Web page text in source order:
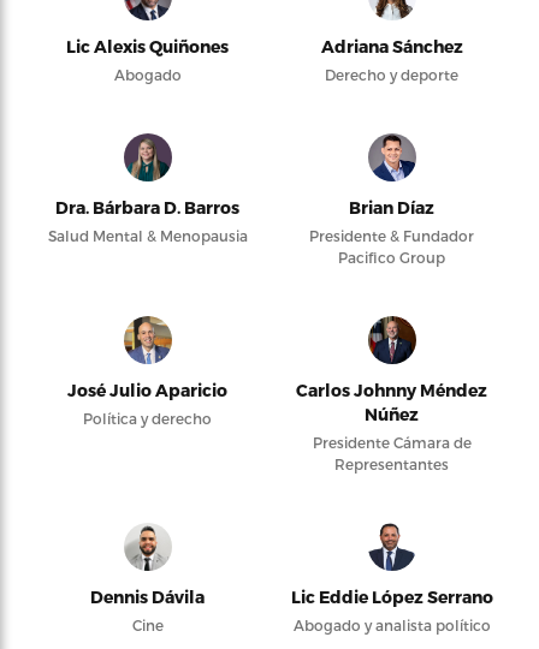
Lic Alexis Quiñones
Abogado
Adriana Sánchez
Derecho y deporte
Dra. Bárbara D. Barros
Salud Mental & Menopausia
Brian Díaz
Presidente & Fundador
Pacifico Group
José Julio Aparicio
Política y derecho
Carlos Johnny Méndez
Núñez
Presidente Cámara de
Representantes
Dennis Dávila
Cine
Lic Eddie López Serrano
Abogado y analista político